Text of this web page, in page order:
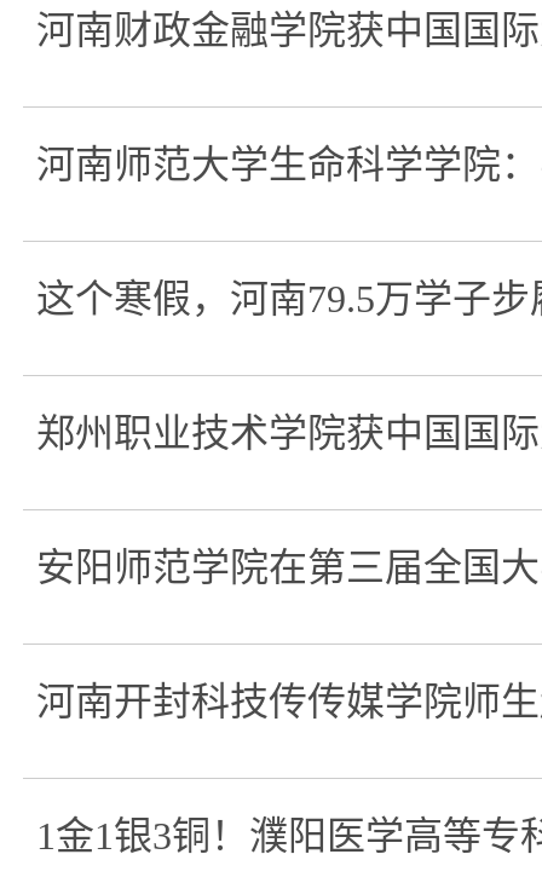
河南财政金融学院获中国国
河南师范大学生命科学学院
这个寒假，河南79.5万学子
郑州职业技术学院获中国国
安阳师范学院在第三届全国
河南开封科技传传媒学院师
1金1银3铜！濮阳医学高等专